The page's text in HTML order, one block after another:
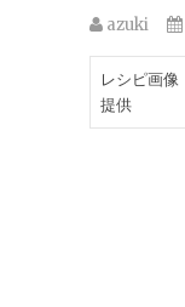
azuki
レシピ画像
提供